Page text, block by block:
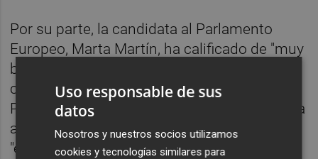
Por su parte, la candidata al Parlamento
Europeo, Marta Martín, ha calificado de "muy
buenos" los resultados y ha agradecido la
confianza de los votantes en la formación.
Por su parte, el candidato Ramiro Solanes ha
apuntado que esta noche electoral supone
"el principio del fin del bipartidismo. La
Uso responsable de sus
datos
Nosotros y nuestros socios utilizamos
cookies y tecnologías similares para